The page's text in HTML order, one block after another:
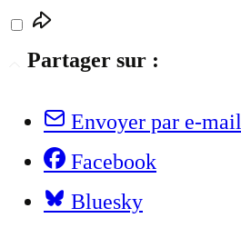
Partager sur :
Envoyer par e-mail
Facebook
Bluesky